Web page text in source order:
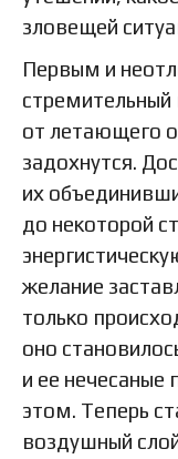
зловещей
Первым и
от летающего
задохнутся.
их
до некоторой
желание
только
оно
и ее
этом. Теперь
воздушный